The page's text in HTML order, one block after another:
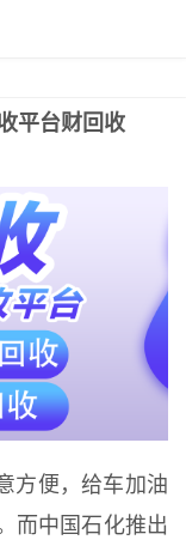
平台财回收
方便，给车加油
而中国石化推出